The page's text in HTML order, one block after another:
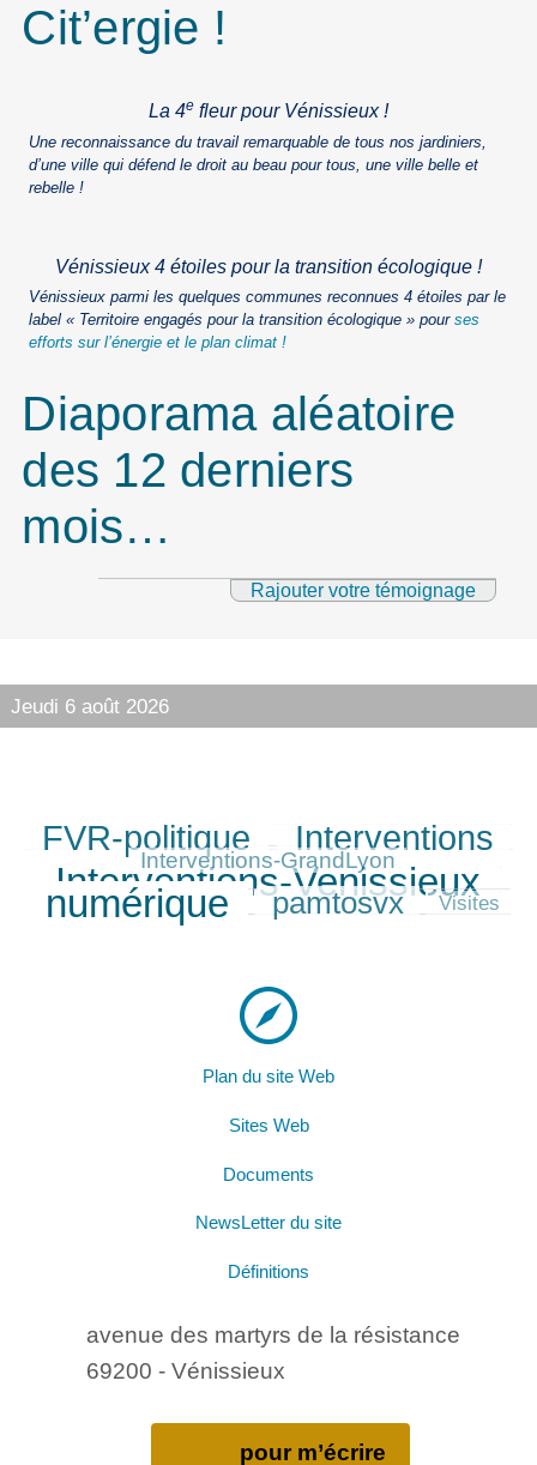
Cit’ergie !
La 4efleur pour Vénissieux !
Une reconnaissance du travail remarquable de tous nos jardiniers,
d’une ville qui défend le droit au beau pour tous, une ville belle et
rebelle !
Vénissieux 4 étoiles pour la transition écologique !
Vénissieux parmi les quelques communes reconnues 4 étoiles par le
label « Territoire engagés pour la transition écologique » pourses
efforts sur l’énergie et le plan climat !
Diaporama aléatoire
des 12 derniers
mois…
Rajouter votre témoignage
Jeudi 6 août 2026
292/363
FVR-politique
304/363 Interventions
123/363
Interventions-GrandLyon
363/363
Interventions-Venissieux
357/363
numérique
243/363 pamtosvx
54/363 Visites
Plan du site Web
Sites Web
Documents
NewsLetter du site
Définitions
avenue des martyrs de la résistance
69200 - Vénissieux
pour m’écrire